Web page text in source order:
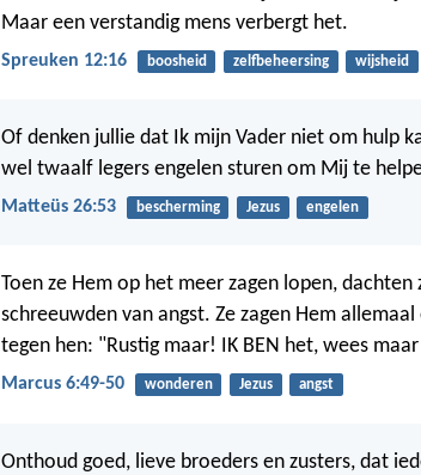
Maar een verstandig mens verbergt het.
Spreuken 12:16 boosheid zelfbeheersing wijsheid
Of denken jullie dat Ik mijn Vader niet om hulp
wel twaalf legers engelen sturen om Mij te
Matteüs 26:53 bescherming Jezus engelen
Toen ze Hem op het meer zagen lopen, dachten
schreeuwden van angst. Ze zagen Hem
tegen hen: "Rustig maar! IK BEN het, wees
Marcus 6:49-50 wonderen Jezus angst
Onthoud goed, lieve broeders en zusters, dat